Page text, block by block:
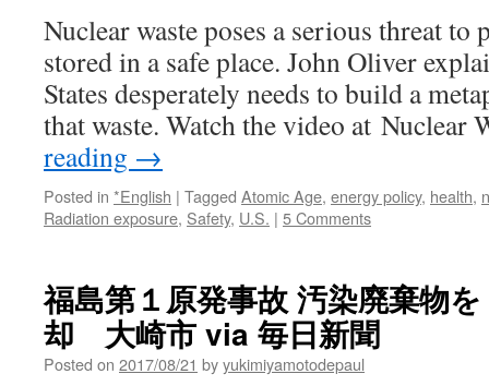
Nuclear waste poses a serious threat
stored in a safe place. John Oliver
States desperately needs to build a
that waste. Watch the video at
reading →
Posted in *English | Tagged Atomic Age, energy policy, health,
Radiation exposure, Safety, U.S. | 5 Comments
福島第１原発事故 汚染廃棄物
却 大崎市 via 毎日新聞
Posted on 2017/08/21 byyukimiyamotodepaul